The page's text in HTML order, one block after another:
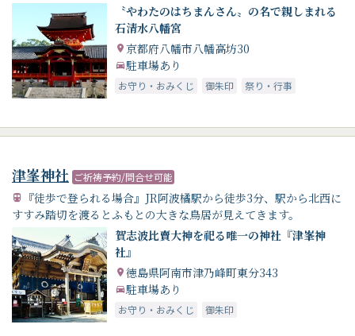
〝やわたのはちまんさん〟の名で親しまれる
石清水八幡宮
京都府八幡市八幡高坊30
駐車場あり
お守り・おみくじ 御朱印 祭り・行事
津峯神社 ご祈祷予約/問合せ可能
『徒歩で登られる場合』JR阿波橘駅から徒歩3分、駅から北西に
すすみ踏切を渡るとふもとの大きな鳥居が見えてきます。
賀志波比賣大神を祀る唯一の神社『津峯神
社』
徳島県阿南市津乃峰町東分343
駐車場あり
お守り・おみくじ 御朱印